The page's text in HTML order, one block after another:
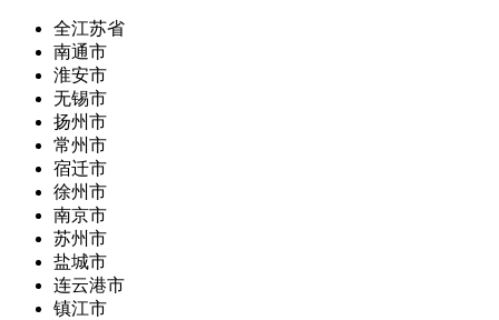
全江苏省
南通市
淮安市
无锡市
扬州市
常州市
宿迁市
徐州市
南京市
苏州市
盐城市
连云港市
镇江市